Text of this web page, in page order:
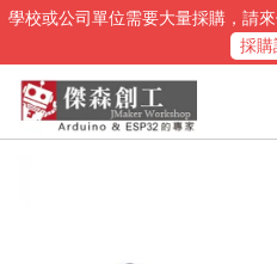
學校或公司單位需要大量採購，請
採購